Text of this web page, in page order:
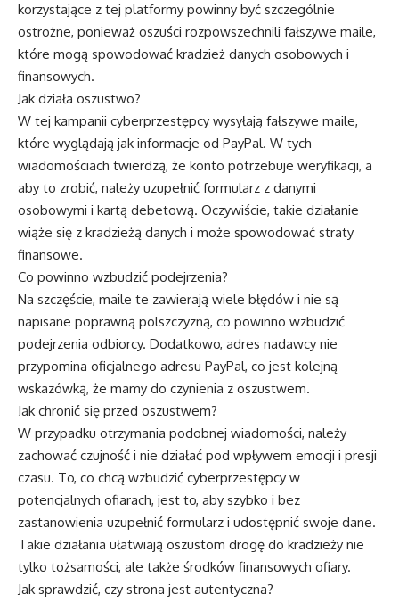
korzystające z tej platformy powinny być szczególnie
ostrożne, ponieważ oszuści rozpowszechnili fałszywe maile,
które mogą spowodować kradzież danych osobowych i
finansowych.
Jak działa oszustwo?
W tej kampanii cyberprzestępcy wysyłają fałszywe maile,
które wyglądają jak informacje od PayPal. W tych
wiadomościach twierdzą, że konto potrzebuje weryfikacji, a
aby to zrobić, należy uzupełnić formularz z danymi
osobowymi i kartą debetową. Oczywiście, takie działanie
wiąże się z kradzieżą danych i może spowodować straty
finansowe.
Co powinno wzbudzić podejrzenia?
Na szczęście, maile te zawierają wiele błędów i nie są
napisane poprawną polszczyzną, co powinno wzbudzić
podejrzenia odbiorcy. Dodatkowo, adres nadawcy nie
przypomina oficjalnego adresu PayPal, co jest kolejną
wskazówką, że mamy do czynienia z oszustwem.
Jak chronić się przed oszustwem?
W przypadku otrzymania podobnej wiadomości, należy
zachować czujność i nie działać pod wpływem emocji i presji
czasu. To, co chcą wzbudzić cyberprzestępcy w
potencjalnych ofiarach, jest to, aby szybko i bez
zastanowienia uzupełnić formularz i udostępnić swoje dane.
Takie działania ułatwiają oszustom drogę do kradzieży nie
tylko tożsamości, ale także środków finansowych ofiary.
Jak sprawdzić, czy strona jest autentyczna?